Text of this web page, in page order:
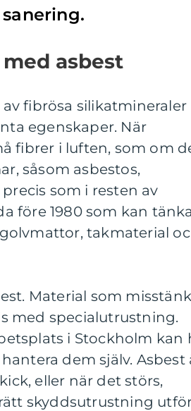
asbest
fibrösa silikatmineraler
egenskaper. När
fibrer i luften, som om
såsom asbestos,
som i resten av
före 1980 som kan
takmaterial
Material som
med specialutrustning.
i Stockholm kan
dem själv. Asbest
eller när det störs,
skyddsutrustning